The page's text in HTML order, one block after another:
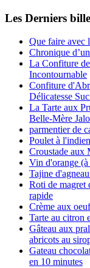
Les Derniers
Que faire avec
Chronique
La Confiture
Incontournable
Confiture
Délicatesse
La Tarte aux
Belle-Mère
parmentier de
Poulet à
Croustade aux
Vin d'orange
Tajine
Roti de magret
rapide
Crème aux
Tarte au citron
Gâteau aux
abricots au
Gateau
en 10 minutes